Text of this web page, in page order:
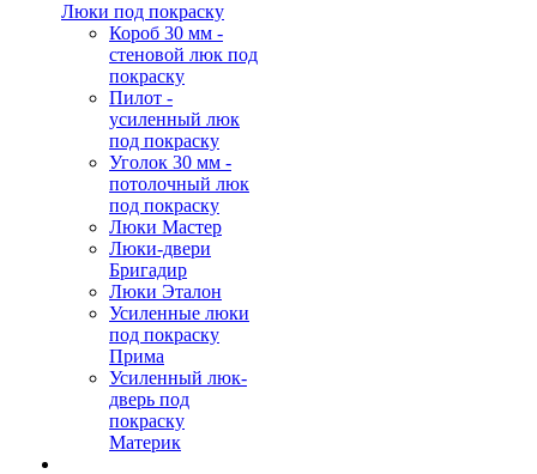
Люки под покраску
Короб 30 мм -
стеновой люк под
покраску
Пилот -
усиленный люк
под покраску
Уголок 30 мм -
потолочный люк
под покраску
Люки Мастер
Люки-двери
Бригадир
Люки Эталон
Усиленные люки
под покраску
Прима
Усиленный люк-
дверь под
покраску
Материк